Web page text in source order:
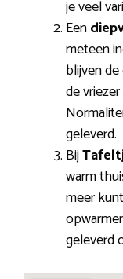
je veel
Een
meteen
blijven
de
geleverd.
Bij
warm
meer
geleverd